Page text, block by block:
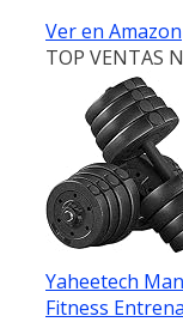
Ver en Amazon
TOP VENTAS
Yaheetech
Fitness